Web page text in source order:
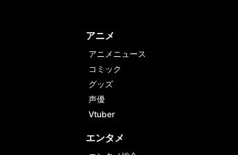
アニメ
アニメニュース
コミック
グッズ
声優
Vtuber
エンタメ